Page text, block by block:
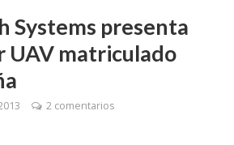
Systems presenta
UAV matriculado
2 comentarios